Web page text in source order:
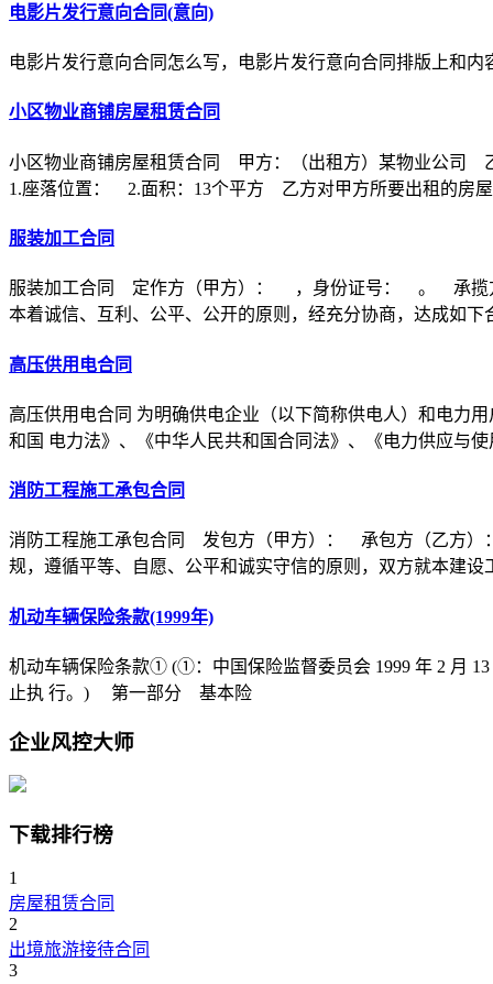
电影片发行意向合同(意向)
电影片发行意向合同怎么写，电影片发行意向合同排版上和
小区物业商铺房屋租赁合同
小区物业商铺房屋租赁合同 甲方：（出租方）某物业公司
1.座落位置： 2.面积：13个平方 乙方对甲方所要出租的房
服装加工合同
服装加工合同 定作方（甲方）： ，身份证号： 。 承揽
本着诚信、互利、公平、公开的原则，经充分协商，达成如下
高压供用电合同
高压供用电合同 为明确供电企业（以下简称供电人）和电力
和国 电力法》、《中华人民共和国合同法》、《电力供应与
消防工程施工承包合同
消防工程施工承包合同 发包方（甲方）： 承包方（乙方）
规，遵循平等、自愿、公平和诚实守信的原则，双方就本建设
机动车辆保险条款(1999年)
机动车辆保险条款① (①：中国保险监督委员会 1999 年 2 月
止执 行。) 第一部分 基本险
企业风控大师
下载排行榜
1
房屋租赁合同
2
出境旅游接待合同
3